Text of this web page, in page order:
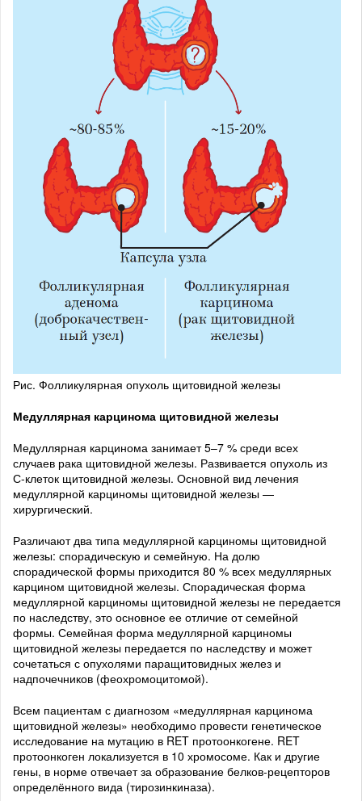
Рис. Фолликулярная опухоль щитовидной железы
Медуллярная карцинома щитовидной железы
Медуллярная карцинома занимает 5–7 % среди всех
случаев рака щитовидной железы. Развивается опухоль из
С-клеток щитовидной железы. Основной вид лечения
медуллярной карциномы щитовидной железы —
хирургический.
Различают два типа медуллярной карциномы щитовидной
железы: спорадическую и семейную. На долю
спорадической формы приходится 80 % всех медуллярных
карцином щитовидной железы. Спорадическая форма
медуллярной карциномы щитовидной железы не передается
по наследству, это основное ее отличие от семейной
формы. Семейная форма медуллярной карциномы
щитовидной железы передается по наследству и может
сочетаться с опухолями паращитовидных желез и
надпочечников (феохромоцитомой).
Всем пациентам с диагнозом «медуллярная карцинома
щитовидной железы» необходимо провести генетическое
исследование на мутацию в RET протоонкогене. RET
протоонкоген локализуется в 10 хромосоме. Как и другие
гены, в норме отвечает за образование белков-рецепторов
определённого вида (тирозинкиназа).